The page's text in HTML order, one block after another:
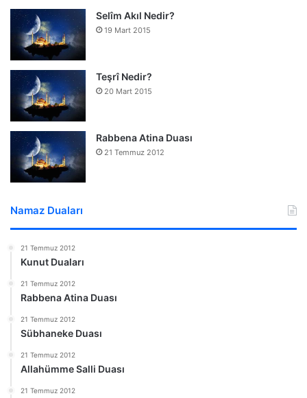
Selîm Akıl Nedir?
19 Mart 2015
Teşrî Nedir?
20 Mart 2015
Rabbena Atina Duası
21 Temmuz 2012
Namaz Duaları
21 Temmuz 2012
Kunut Duaları
21 Temmuz 2012
Rabbena Atina Duası
21 Temmuz 2012
Sübhaneke Duası
21 Temmuz 2012
Allahümme Salli Duası
21 Temmuz 2012